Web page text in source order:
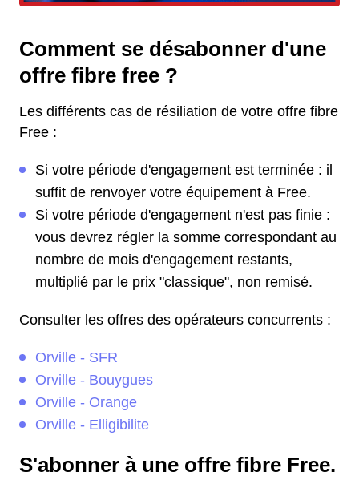
Comment se désabonner d'une
offre fibre free ?
Les différents cas de résiliation de votre offre fibre
Free :
Si votre période d'engagement est terminée : il
suffit de renvoyer votre équipement à Free.
Si votre période d'engagement n'est pas finie :
vous devrez régler la somme correspondant au
nombre de mois d'engagement restants,
multiplié par le prix "classique", non remisé.
Consulter les offres des opérateurs concurrents :
Orville - SFR
Orville - Bouygues
Orville - Orange
Orville - Elligibilite
S'abonner à une offre fibre Free.